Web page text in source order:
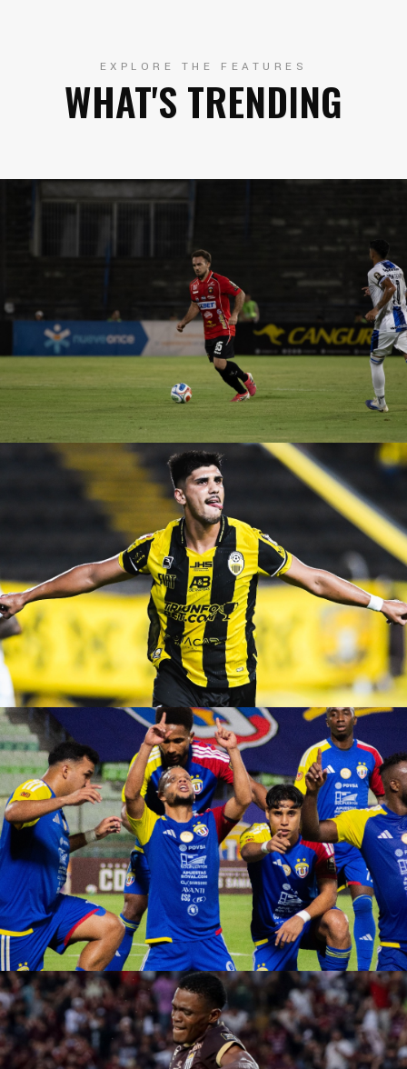
EXPLORE THE FEATURES
WHAT'S TRENDING